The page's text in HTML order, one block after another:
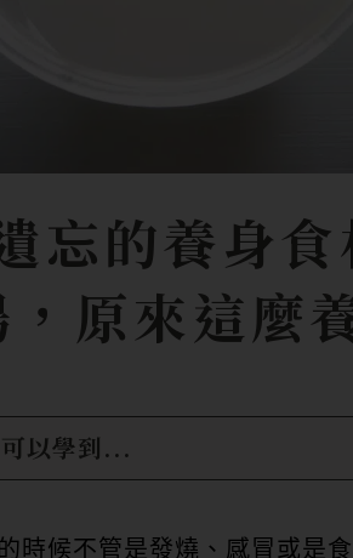
忘的養身
，原來這麼
以學到...
時候不管是發燒、感冒或是